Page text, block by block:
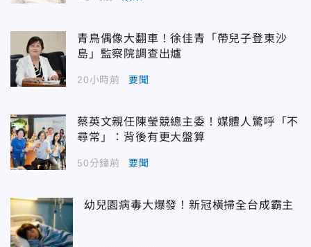
青鳥偶像大翻車！徐佳青「帶兒子登東沙
島」監察院調查出爐
20小時前 要聞
蔡英文親任陳瑩競總主委！媒體人驚呼「不
尋常」：背後有更大盤算
50分鐘前 要聞
幼兒園病毒大爆發！新冠橫掃全台成霸主